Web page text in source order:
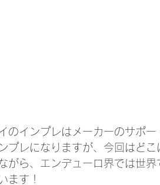
のインプレはメーカーのサポ
プレになりますが、今回はど
がら、エンデューロ界では世
ます！